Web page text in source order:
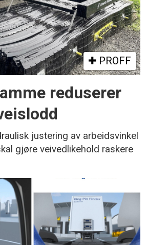
PROFF
reduserer
justering av arbeidsvinkel
gjøre veivedlikehold raskere